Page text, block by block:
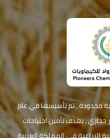
, تم تأسيسها في عام
حجازي , بهدف تأمين احتياجات